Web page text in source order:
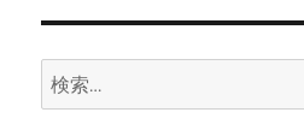
e
b
o
o
t
t
r
i
l
r
n
t
e
検
索: